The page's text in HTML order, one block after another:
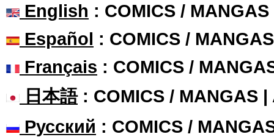
English : COMICS /
Español : COMICS /
Français : COMICS /
日本語: COMICS / MANGAS |
Русский : COMICS /